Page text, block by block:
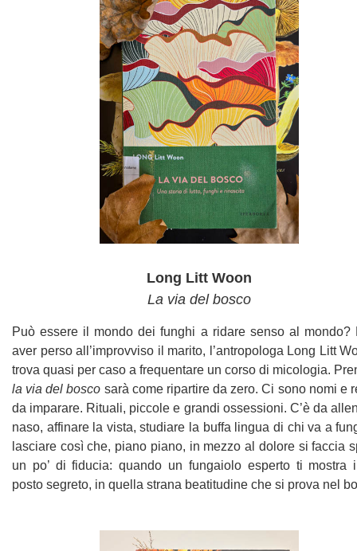
Long Litt Woon
La via del bosco
Può essere il mondo dei funghi a ridare senso al mondo?
aver perso all’improvviso il marito, l’antropologa Long Litt
trova quasi per caso a frequentare un corso di micologia.
la via del bosco sarà come ripartire da zero. Ci sono nomi e
da imparare. Rituali, piccole e grandi ossessioni. C’è da
naso, affinare la vista, studiare la buffa lingua di chi va a
lasciare così che, piano piano, in mezzo al dolore si faccia
un po’ di fiducia: quando un fungaiolo esperto ti mostra
posto segreto, in quella strana beatitudine che si prova nel